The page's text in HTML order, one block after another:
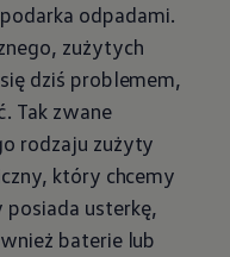
odpadami.
zużytych
dziś problemem,
Tak zwane
rodzaju zużyty
który chcemy
usterkę,
baterie lub